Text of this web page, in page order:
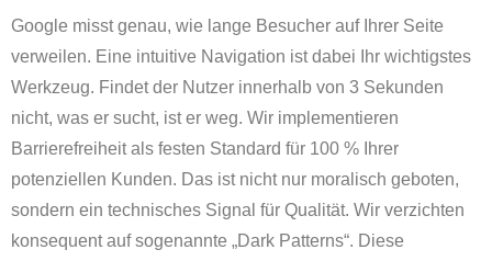
Google misst genau, wie lange Besucher auf Ihrer Seite
verweilen. Eine intuitive Navigation ist dabei Ihr wichtigstes
Werkzeug. Findet der Nutzer innerhalb von 3 Sekunden
nicht, was er sucht, ist er weg. Wir implementieren
Barrierefreiheit als festen Standard für 100 % Ihrer
potenziellen Kunden. Das ist nicht nur moralisch geboten,
sondern ein technisches Signal für Qualität. Wir verzichten
konsequent auf sogenannte „Dark Patterns“. Diese